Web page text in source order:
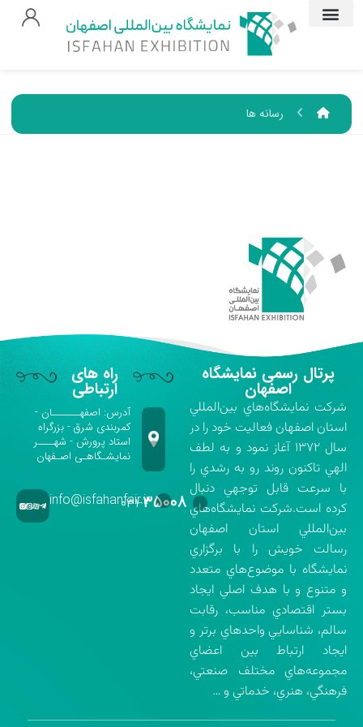
رسانه ها
پرتال رسمی نمایشگاه
اصفهان
شركت نمايشگاه‌هاي بين‌المللي
استان اصفهان فعاليت خود را در
سال ۱۳۷۲ آغاز نمود و به لطف
الهي تاكنون روند رو به رشدي را
با سرعت قابل توجهي دنبال
كرده است.شركت نمايشگاه‌هاي
بين‌المللي استان اصفهان
رسالت خويش را با برگزاري
نمايشگاه با موضوع‌هاي متعدد
و متنوع و با هدف اصلي ايجاد
بستر اقتصادي مناسب، رقابت
سالم، شناسايي واحدهاي برتر و
ايجاد ارتباط بين اعضاي
مجموعه‌هاي مختلف صنعتي،
فرهنگي، هنري، خدماتي و …
راه های
ارتباطی
آدرس: اصفهـــــــان -
کمربندی شرق - بزرگراه
استاد پرورش - شهــــر
نمایشـگاهـی اصـفهان
۰۳۱-۳۵۰۰۸info@isfahanfair.ir